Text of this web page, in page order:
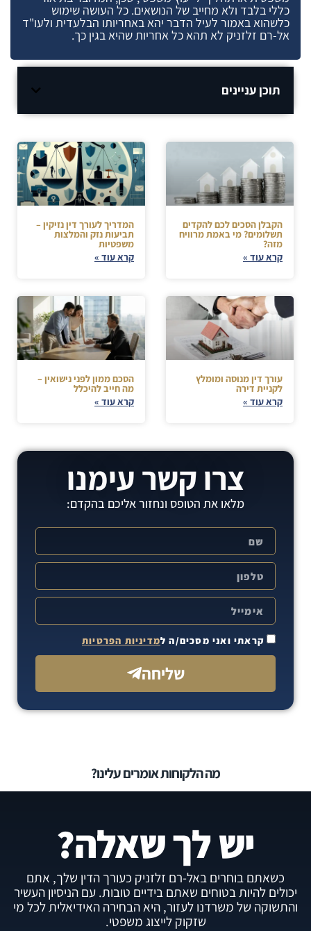
כללי בלבד ולא מחייב של הנושאים. כל העושה שימוש
כלשהוא באמור לעיל הדבר יהא באחריותו הבלעדית ולעו"ד
אל-רם זלזניק לא תהא כל אחריות שהיא בגין כך.
תוכן עניינים
הקבלן הסכים לכם להקדים
תשלומים? מי באמת מרוויח
מזה?
קרא עוד »
המדריך לעורך דין נזיקין –
תביעות נזק והמלצות
משפטיות
קרא עוד »
עורך דין מנוסה ומומלץ
לקניית דירה
קרא עוד »
הסכם ממון לפני נישואין –
מה חייב להיכלל
קרא עוד »
צרו קשר עימנו
מלאו את הטופס ונחזור אליכם בהקדם:
קראתי ואני מסכים/ה למדיניות הפרטיות
שליחה
מה הלקוחות אומרים עלינו?
יש לך שאלה?
כשאתם בוחרים באל-רם זלזניק כעורך הדין שלך, אתם
יכולים להיות בטוחים שאתם בידיים טובות. עם הניסיון העשיר
והתשוקה של משרדנו לעזור, היא הבחירה האידיאלית לכל מי
שזקוק לייצוג משפטי.